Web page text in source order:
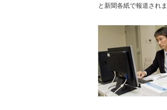
と新聞各紙で報道されま